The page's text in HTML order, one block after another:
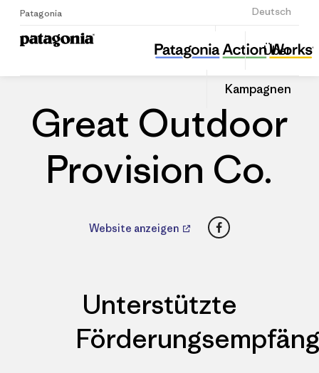
Patagonia Deutsch
Anmelden
Über
Kampagnen
Great Outdoor Provision Co.
Diesen
Beitrag
Auf
teilen
Great Outdoor
Provision Co.
Website anzeigen Facebook
Unterstützte